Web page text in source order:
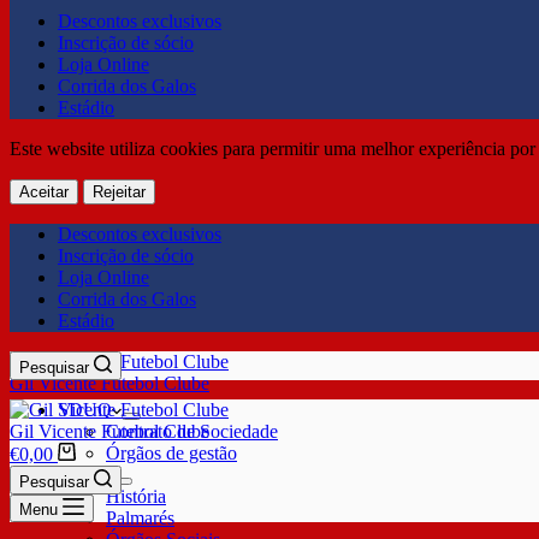
Descontos exclusivos
Inscrição de sócio
Loja Online
Corrida dos Galos
Estádio
Este website utiliza cookies para permitir uma melhor experiência
Aceitar Rejeitar
Descontos exclusivos
Inscrição de sócio
Loja Online
Corrida dos Galos
Estádio
Gil Vicente Futebol Clube
Pesquisar
SDUQ
Contrato de Sociedade
Órgãos de gestão
Clube
História
Palmarés
Gil Vicente Futebol Clube
€0,00
Pesquisar
Menu